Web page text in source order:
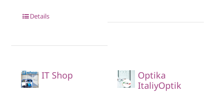
Details
IT Shop
Optika
ItaliyOptik